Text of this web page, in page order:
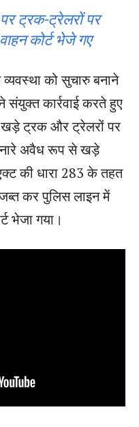
पर ट्रक-ट्रेलरों पर
कोर्ट भेजे गए
को सुचारु बनाने
कार्रवाई करते हुए
खड़े ट्रक और ट्रेलरों पर
अवैध रूप से खड़े
की धारा 283 के तहत
कर पुलिस लाइन में
भेजा गया।